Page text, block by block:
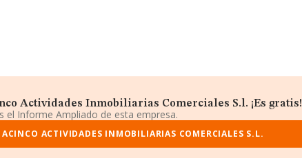
Actividades Inmobiliarias Comerciales S.l. ¡Es gratis!
el Informe Ampliado de esta empresa.
ACTIVIDADES INMOBILIARIAS COMERCIALES S.L.